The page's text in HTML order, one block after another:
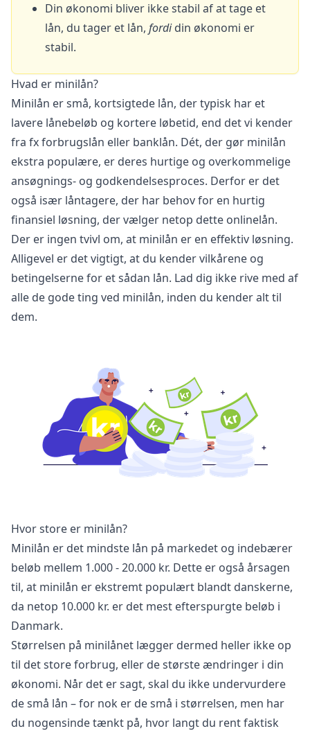
Din økonomi bliver ikke stabil af at tage et
lån, du tager et lån, fordidin økonomi er
stabil.
Hvad er minilån?
Minilån er små, kortsigtede lån, der typisk har et
lavere lånebeløb og kortere løbetid, end det vi kender
fra fx forbrugslån eller banklån. Dét, der gør minilån
ekstra populære, er deres hurtige og overkommelige
ansøgnings- og godkendelsesproces. Derfor er det
også især låntagere, der har behov for en hurtig
finansiel løsning, der vælger netop dette onlinelån.
Der er ingen tvivl om, at minilån er en effektiv løsning.
Alligevel er det vigtigt, at du kender vilkårene og
betingelserne for et sådan lån. Lad dig ikke rive med af
alle de gode ting ved minilån, inden du kender alt til
dem.
Hvor store er minilån?
Minilån er det mindste lån på markedet og indebærer
beløb mellem 1.000 - 20.000 kr. Dette er også årsagen
til, at minilån er ekstremt populært blandt danskerne,
da netop 10.000 kr. er det mest efterspurgte beløb i
Danmark.
Størrelsen på minilånet lægger dermed heller ikke op
til det store forbrug, eller de største ændringer i din
økonomi. Når det er sagt, skal du ikke undervurdere
de små lån – for nok er de små i størrelsen, men har
du nogensinde tænkt på, hvor langt du rent faktisk